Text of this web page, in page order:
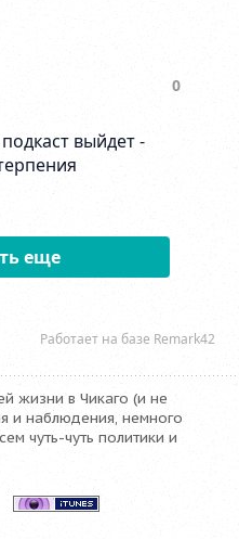
жизни в Чикаго (и не
и наблюдения, немного
чуть-чуть политики и